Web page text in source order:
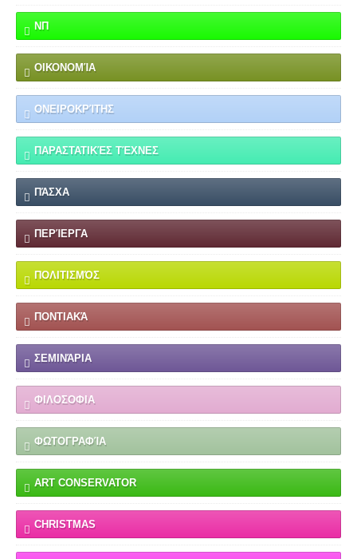
ΝΠ
ΟΙΚΟΝΟΜΊΑ
ΟΝΕΙΡΟΚΡΊΤΗΣ
ΠΑΡΑΣΤΑΤΙΚΈΣ ΤΈΧΝΕΣ
ΠΆΣΧΑ
ΠΕΡΊΕΡΓΑ
ΠΟΛΙΤΙΣΜΌΣ
ΠΟΝΤΙΑΚΆ
ΣΕΜΙΝΆΡΙΑ
ΦΙΛΟΣΟΦΙΑ
ΦΩΤΟΓΡΑΦΊΑ
ART CONSERVATOR
CHRISTMAS